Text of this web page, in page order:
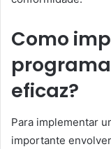
Como
eficaz?
Para implementar
importante